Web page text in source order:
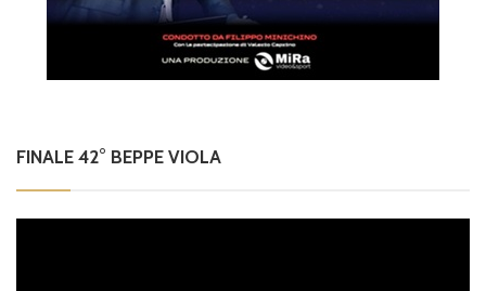
FINALE 42° BEPPE VIOLA